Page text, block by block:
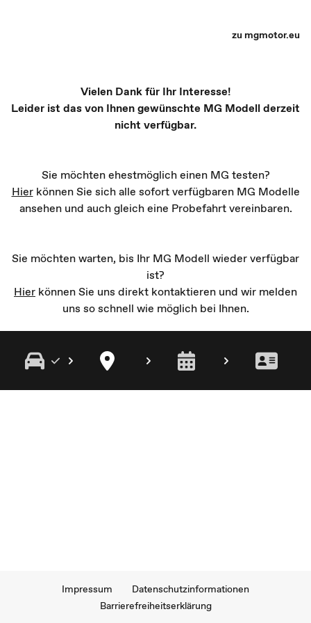
zu mgmotor.eu
Vielen Dank für Ihr Interesse!
Leider ist das von Ihnen gewünschte MG Modell derzeit
nicht verfügbar.
Sie möchten ehestmöglich einen MG testen?
Hier können Sie sich alle sofort verfügbaren MG Modelle
ansehen und auch gleich eine Probefahrt vereinbaren.
Sie möchten warten, bis Ihr MG Modell wieder verfügbar
ist?
Hier können Sie uns direkt kontaktieren und wir melden
uns so schnell wie möglich bei Ihnen.
Impressum
Datenschutzinformationen
Barrierefreiheitserklärung